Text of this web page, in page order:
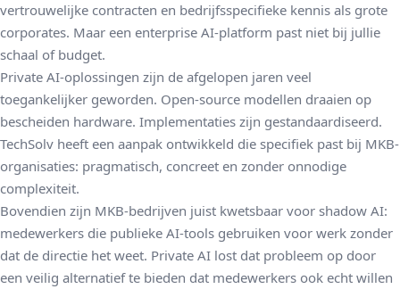
vertrouwelijke contracten en bedrijfsspecifieke kennis als grote
corporates. Maar een enterprise AI-platform past niet bij jullie
schaal of budget.
Private AI-oplossingen zijn de afgelopen jaren veel
toegankelijker geworden. Open-source modellen draaien op
bescheiden hardware. Implementaties zijn gestandaardiseerd.
TechSolv heeft een aanpak ontwikkeld die specifiek past bij MKB-
organisaties: pragmatisch, concreet en zonder onnodige
complexiteit.
Bovendien zijn MKB-bedrijven juist kwetsbaar voor shadow AI:
medewerkers die publieke AI-tools gebruiken voor werk zonder
dat de directie het weet. Private AI lost dat probleem op door
een veilig alternatief te bieden dat medewerkers ook echt willen